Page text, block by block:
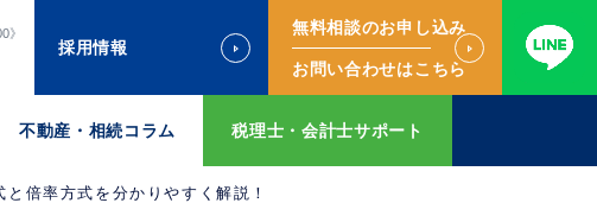
》
採用情報
無料相談のお申し込み
お問い合わせはこちら
不動産・相続コラム 税理士・会計士サポート
倍率方式を分かりやすく解説！